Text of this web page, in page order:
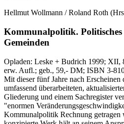
Hellmut Wollmann / Roland Roth
Kommunalpolitik.
Gemeinden
Opladen: Leske + Budrich 1999; XII,
erw. Aufl.; geb., 59,- DM; ISBN 3-
Mit dieser fünf Jahre nach Erscheinen
umfassend überarbeiteten,
Gliederung und einem Sachregister
"enormen
Kommunalpolitik Rechnung getragen